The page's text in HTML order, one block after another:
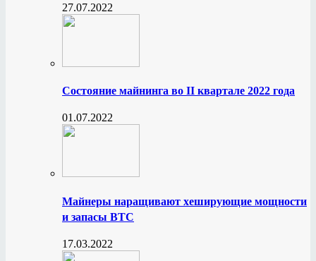
27.07.2022
Состояние майнинга во II квартале 2022 года
01.07.2022
Майнеры наращивают хеширующие мощности
и запасы BTC
17.03.2022